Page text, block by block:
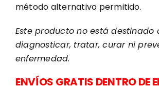
método alternativo permitido.
Este producto no está destinado
diagnosticar, tratar, curar ni
enfermedad.
ENVÍOS GRATIS DENTRO DE